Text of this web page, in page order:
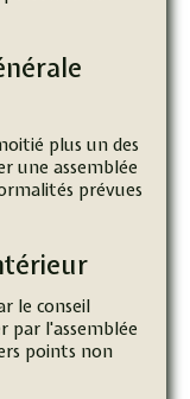
plus un des
une assemblée
prévues
le conseil
par l'assemblée
points non